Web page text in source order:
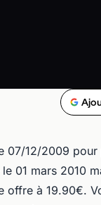
07/12/2009
01 mars 2010
offre à 19.90€.